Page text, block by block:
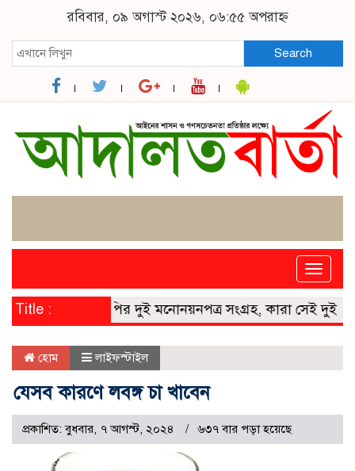
রবিবার, ০৯ অগাস্ট ২০২৬, ০৬:৫৫ অপরাহ্ন
Search
Toggle
Title :
নির্বাচনে বিএনপির দুই মনোনয়নপত্র সংগ্রহ, কারা সেই দুই নেতা
হোম লাইফস্টাইল
যেসব কারণে লবঙ্গ চা খাবেন
প্রকাশিত: বুধবার, ৭ আগস্ট, ২০২৪ ৬৩৭ বার পড়া হয়েছে